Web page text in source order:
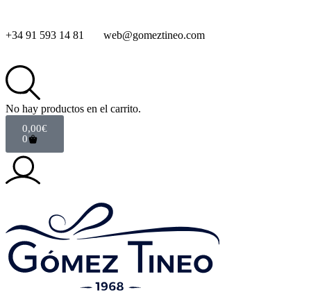
+34 91 593 14 81 web@gomeztineo.com
No hay productos en el carrito.
0,00€
0